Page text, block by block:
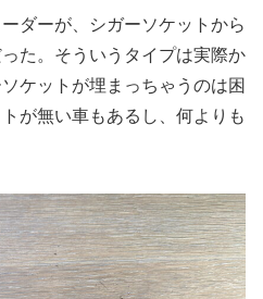
ダーが、シガーソケットから
た。そういうタイプは実際か
ケットが埋まっちゃうのは困
が無い車もあるし、何よりも